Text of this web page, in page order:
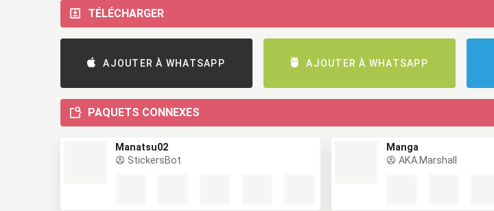
TÉLÉCHARGER
AJOUTER À WHATSAPP AJOUTER À WHATSAPP
PAQUETS CONNEXES
Manatsu02
StickersBot
Manga
AKA.Marshall